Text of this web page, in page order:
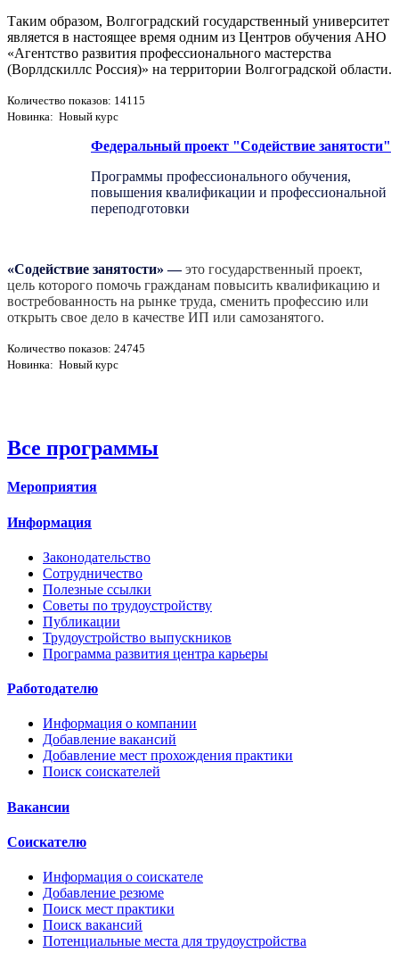
Таким образом, Волгоградский государственный университет
является в настоящее время одним из Центров обучения АНО
«Агентство развития профессионального мастерства
(Ворлдскиллс Россия)» на территории Волгоградской области.
Количество показов: 14115
Новинка: Новый курс
Федеральный проект "Содействие занятости"
Программы профессионального обучения,
повышения квалификации и профессиональной
переподготовки
«Содействие занятости» —это государственный проект,
цель которого помочь гражданам повысить квалификацию и
востребованность на рынке труда, сменить профессию или
открыть свое дело в качестве ИП или самозанятого.
Количество показов: 24745
Новинка: Новый курс
Все программы
Мероприятия
Информация
Законодательство
Сотрудничество
Полезные ссылки
Советы по трудоустройству
Публикации
Трудоустройство выпускников
Программа развития центра карьеры
Работодателю
Информация о компании
Добавление вакансий
Добавление мест прохождения практики
Поиск соискателей
Вакансии
Соискателю
Информация о соискателе
Добавление резюме
Поиск мест практики
Поиск вакансий
Потенциальные места для трудоустройства